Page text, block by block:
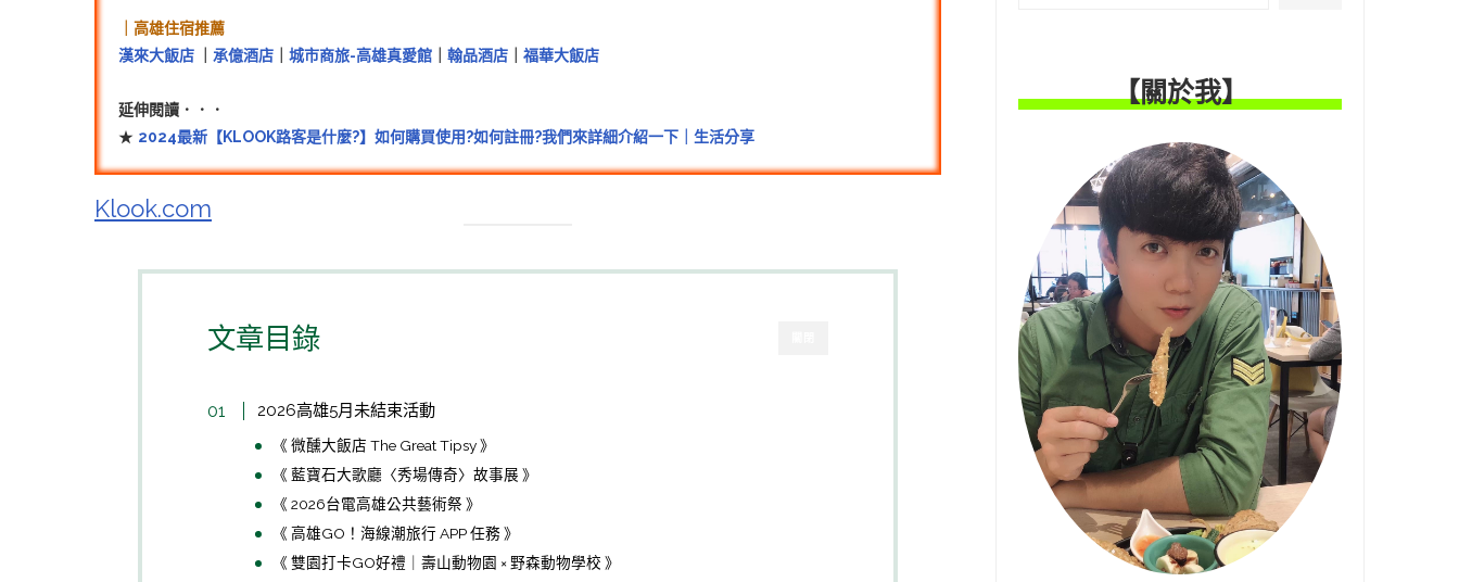
｜高雄住宿推薦
漢來大飯店
承億酒店 城市商旅-高雄真愛館 翰品酒店 福華大飯店
延伸閱讀．．．
★ 2024最新【KLOOK路客是什麼?】如何購買使用?如何註冊?我們來詳細介紹一下｜生活分享
Klook.com
文章目錄
2026高雄5月未結束活動
《 微醺大飯店 The Great Tipsy 》
《 藍寶石大歌廳〈秀場傳奇〉故事展 》
《 2026台電高雄公共藝術祭 》
《 高雄GO！海線潮旅行 APP 任務 》
《 雙園打卡GO好禮｜壽山動物園 × 野森動物學校 》
【關於我】